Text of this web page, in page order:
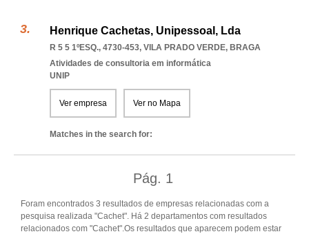
Henrique Cachetas, Unipessoal, Lda
R 5 5 1ºESQ., 4730-453, VILA PRADO VERDE, BRAGA
Atividades de consultoria em informática
UNIP
Ver empresa Ver no Mapa
Matches in the search for:
Pág. 1
Foram encontrados 3 resultados de empresas relacionadas com a
pesquisa realizada "Cachet". Há 2 departamentos com resultados
relacionados com "Cachet".Os resultados que aparecem podem estar